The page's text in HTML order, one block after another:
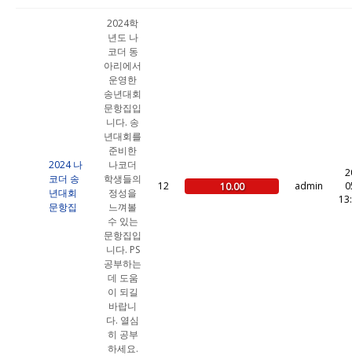
2024 나
코더 송
년대회
문항집
2024학
년도 나
코더 동
아리에서
운영한
송년대회
문항집입
니다. 송
년대회를
준비한
나코더
학생들의
정성을
느껴볼
수 있는
문항집입
니다. PS
공부하는
데 도움
이 되길
바랍니
다. 열심
히 공부
하세요.
12 10.00 admin